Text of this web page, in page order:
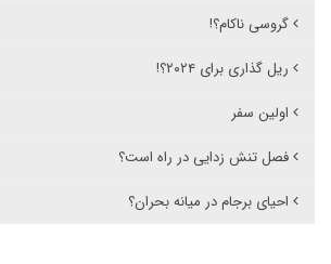
گروسی ناکام؟!
ریل گذاری برای ۲۰۲۴؟!
اولین سفر
فصل تنش زدایی در راه است؟
احیای برجام در میانه بحران؟